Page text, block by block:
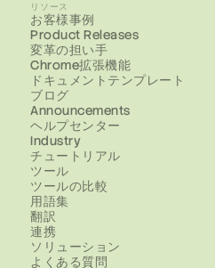
リソース
お客様事例
Product Releases
変革の担い手
Chrome拡張機能
ドキュメントテンプレート
ブログ
Announcements
ヘルプセンター
Industry
チュートリアル
ツール
ツールの比較
用語集
翻訳
連携
ソリューション
よくある質問